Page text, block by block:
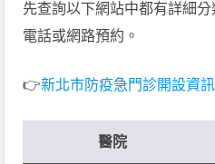
先查詢以下網站中都有詳細
電話或網路預約。
👉新北市防疫急門診開設資訊
醫院